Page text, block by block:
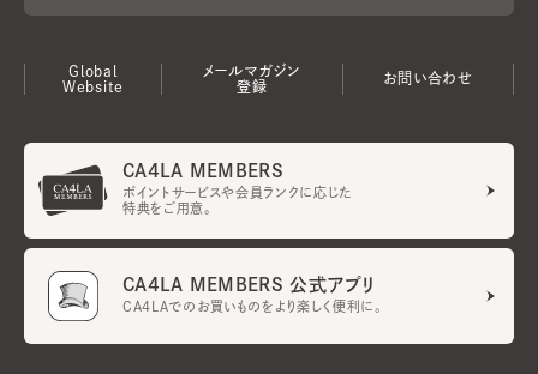
Global
Website
メールマガジン
登録
お問い合わせ
CA4LA MEMBERS
ポイントサービスや会員ランクに応じた
特典をご用意。
CA4LA MEMBERS 公式アプリ
CA4LAでのお買いものをより楽しく便利に。